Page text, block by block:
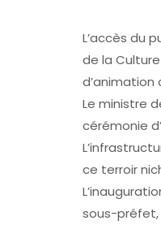
L’accès du
de la
Le ministre
cérémonie
ce terroir
sous-préfet,